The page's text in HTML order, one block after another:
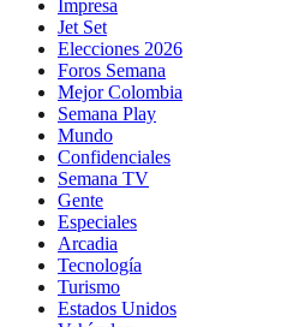
Impresa
Jet Set
Elecciones 2026
Foros Semana
Mejor Colombia
Semana Play
Mundo
Confidenciales
Semana TV
Gente
Especiales
Arcadia
Tecnología
Turismo
Estados Unidos